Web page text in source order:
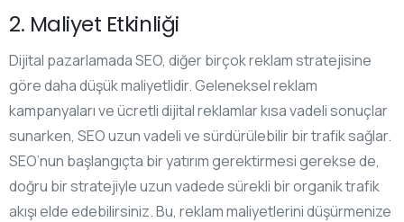
2. Maliyet Etkinliği
Dijital pazarlamada SEO, diğer birçok reklam stratejisine
göre daha düşük maliyetlidir. Geleneksel reklam
kampanyaları ve ücretli dijital reklamlar kısa vadeli sonuçlar
sunarken, SEO uzun vadeli ve sürdürülebilir bir trafik sağlar.
SEO’nun başlangıçta bir yatırım gerektirmesi gerekse de,
doğru bir stratejiyle uzun vadede sürekli bir organik trafik
akışı elde edebilirsiniz. Bu, reklam maliyetlerini düşürmenize